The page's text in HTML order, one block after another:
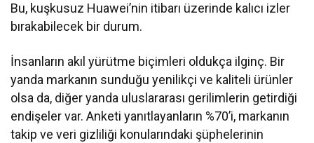
Bu, kuşkusuz Huawei’nin itibarı üzerinde kalıcı izler
bırakabilecek bir durum.
İnsanların akıl yürütme biçimleri oldukça ilginç. Bir
yanda markanın sunduğu yenilikçi ve kaliteli ürünler
olsa da, diğer yanda uluslararası gerilimlerin getirdiği
endişeler var. Anketi yanıtlayanların %70’i, markanın
takip ve veri gizliliği konularındaki şüphelerinin